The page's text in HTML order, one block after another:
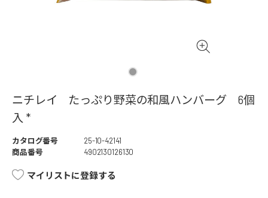
ニチレイ たっぷり野菜の和風ハンバーグ 6個
入 *
カタログ番号
25-10-42141
商品番号
4902130126130
マイリストに登録する